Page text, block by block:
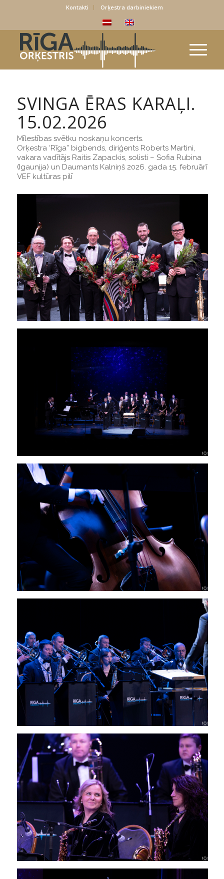
Kontakti Orķestra darbiniekiem
SVINGA ĒRAS KARAĻI.
15.02.2026
Mīlestības svētku noskaņu koncerts.
Orķestra ‘Rīga” bigbends, diriģents Roberts Martini,
vakara vadītājs Raitis Zapackis, solisti – Sofia Rubina
(Igaunija) un Daumants Kalniņš 2026. gada 15. februārī
VEF kultūras pilī